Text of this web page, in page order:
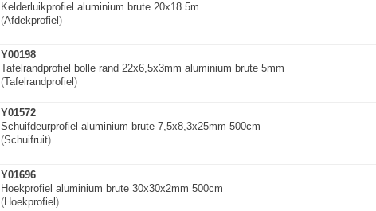
Kelderluikprofie aluminium brute 20x18 5m
(Afdekprofiel )
Y00198
Tafelrandprofiel bolle rand 22x6,5x3mm aluminium brute 5mm
(Tafelrandprofiel )
Y01572
Schuifdeurprofie aluminium brute 7,5x8,3x25mm 500cm
(Schuifruit)
Y01696
Hoekprofiel aluminium brute 30x30x2mm 500cm
(Hoekprofiel )